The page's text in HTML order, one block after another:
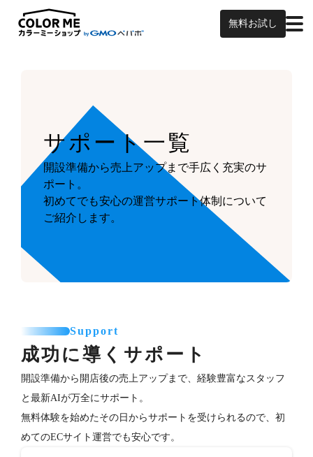
無料お試し
サポート一覧
開設準備から売上アップまで手広く充実のサ
ポート。
初めてでも安心の運営サポート体制について
ご紹介します。
Support
成功に導くサポート
開設準備から開店後の売上アップまで、経験豊富なスタッフ
と最新AIが万全にサポート。
無料体験を始めたその日からサポートを受けられるので、初
めてのECサイト運営でも安心です。